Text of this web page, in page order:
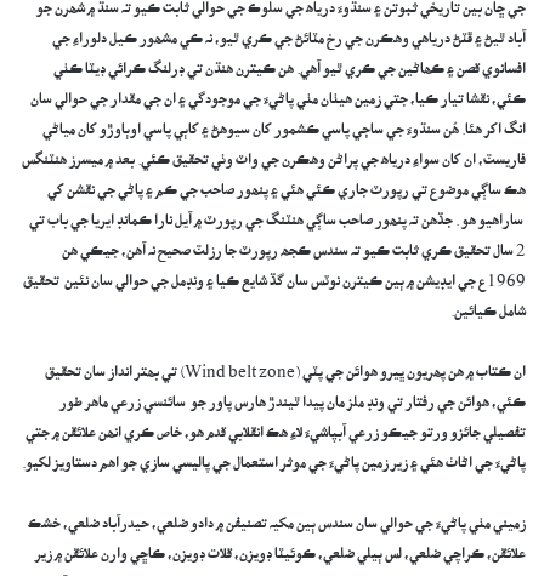
جي ڇان بين تاريخي ثبوتن ۽ سنڌوءَ درياھ جي سلوڪ جي حوالي ثابت ڪيو تہ سنڌ ۾ شھرن جو
آباد ٿيڻ ۽ ڦٽڻ درياھي وهڪرن جي رخ مٽائڻ جي ڪري ٿيو، نہ ڪي مشھور ڪيل دلوراءِ جي
افسانوي قصن ۽ ڪھاڻين جي ڪري ٿيو آھي. ھن ڪيترن ھنڌن تي ڊرلنگ ڪرائي ڊيٽا ڪٺي
ڪئي، نقشا تيار ڪيا، جتي زمين ھيٺان مٺي پاڻيءَ جي موجودگي ۽ ان جي مقدار جي حوالي سان
انگ اکر ھئا. ھُن سنڌوءَ جي ساڄي پاسي ڪشمور کان سيوھڻ ۽ کاٻي پاسي اوٻاوڙو کان مياڻي
فاريسٽ، ان کان سواءِ درياھ جي پراڻن وھڪرن جي واٽ وٺي تحقيق ڪئي. بعد ۾ ميسرز ھنٽنگس
ھڪ ساڳي موضوع تي رپورٽ جاري ڪئي ھئي ۽ پنھور صاحب جي ڪم ۽ پاڻي جي نقشن کي
ساراھيو ھو . جڏھن تہ پنھور صاحب ساڳي ھنٽنگ جي رپورٽ ۾ آيل نارا ڪمانڊ ايريا جي باب تي
2 سال تحقيق ڪري ثابت ڪيو تہ سندس ڪجھ رپورٽ جا رزلٽ صحيح نہ آھن، جيڪي ھن
1969ع جي ايڊيشن ۾ ٻين ڪيترن نوٽس سان گڏ شايع ڪيا ۽ ونڊمل جي حوالي سان نئين تحقيق
شامل ڪيائين.
‎ان ڪتاب ۾ ھن پھريون ڀيرو ھوائن جي پٽي (Wind belt zone) تي بھتر انداز سان تحقيق
ڪئي، ھوائن جي رفتار تي ونڊ ملز مان پيدا ٿيندڙ ھارس پاور جو سائنسي زرعي ماهر طور
تفصيلي جائزو ورتو جيڪو زرعي آبپاشيءَ لاءِ ھڪ انقلابي قدم ھو، خاص ڪري انھن علائقن ۾ جتي
پاڻيءَ جي اڻاٺ ھئي ۽ زير زمين پاڻيءَ جي موثر استعمال جي پاليسي سازي جو اھم دستاويز لکيو.
‎زميني مٺي پاڻيءَ جي حوالي سان سندس ٻين مکيہ تصنيفن ۾ دادو ضلعي، حيدرآباد ضلعي، خشڪ
علائقن، ڪراچي ضلعي، لس ٻيلي ضلعي، ڪوئيٽا ڊويزن، قلات ڊويزن، ڪاڇي وارن علائقن ۾ زير